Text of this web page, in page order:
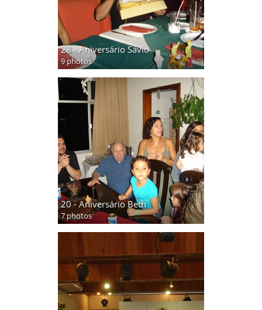
28 - Aniversário Sávio
9 photos
20 - Aniversário Beth
7 photos